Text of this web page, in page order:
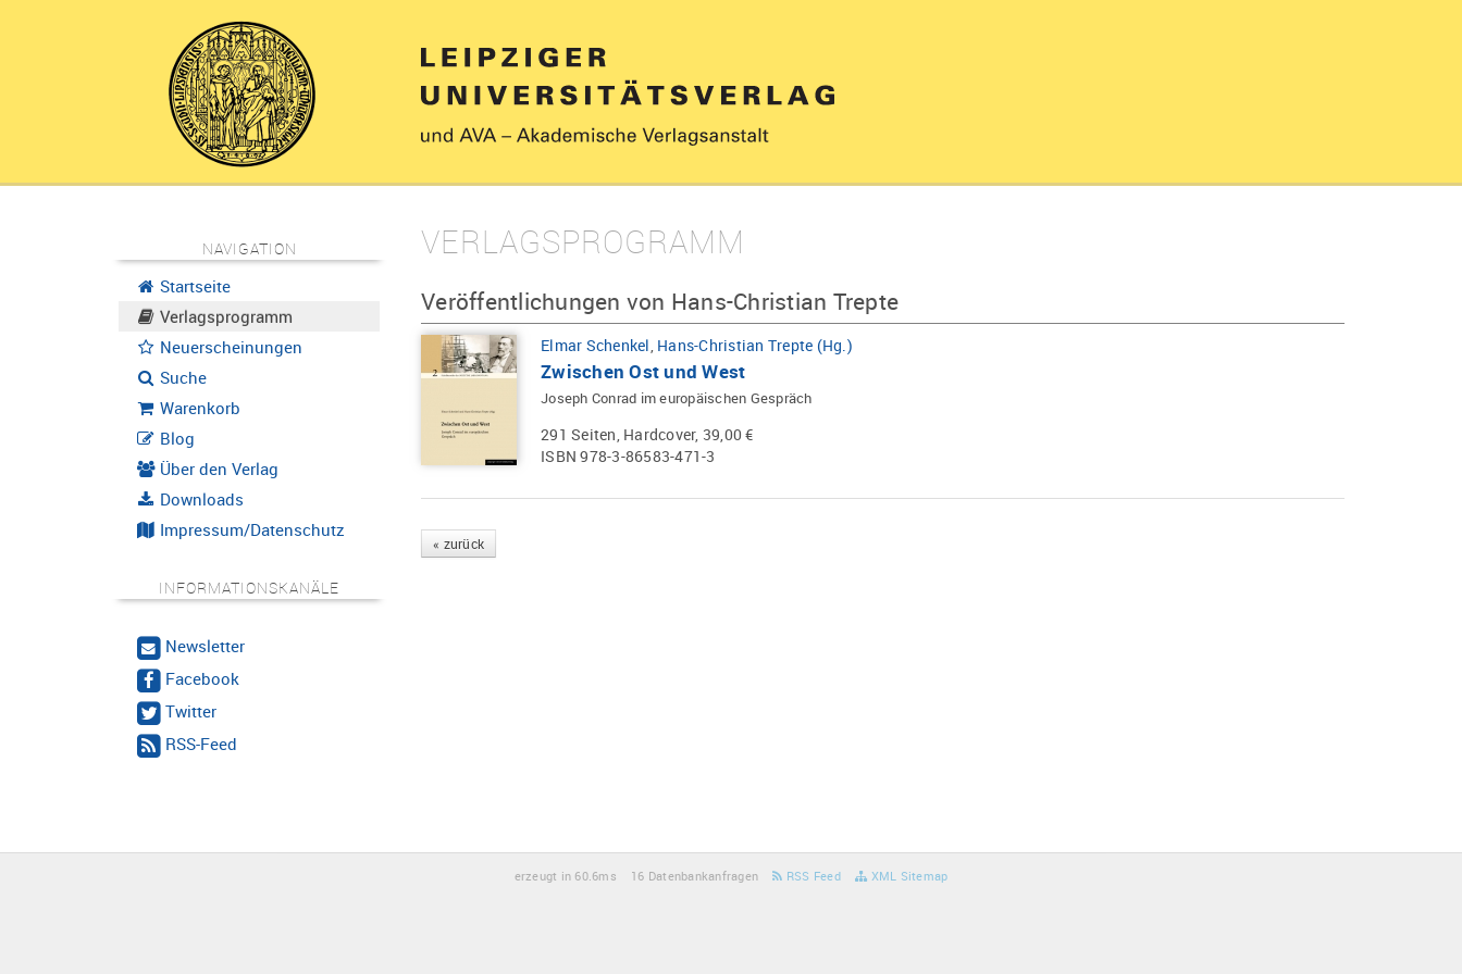
NAVIGATION
Startseite
Verlagsprogramm
Neuerscheinungen
Suche
Warenkorb
Blog
Über den Verlag
Downloads
Impressum/Datenschutz
INFORMATIONSKANÄLE
Newsletter
Facebook
Twitter
RSS-Feed
VERLAGSPROGRAMM
Veröffentlichungen von Hans-Christian Trepte
Elmar Schenkel Hans-Christian Trepte (Hg.)
Zwischen Ost und West
Joseph Conrad im europäischen Gespräch
291 Seiten, Hardcover, 39,00 €
ISBN 978-3-86583-471-3
« zurück
erzeugt in 60.6ms 16 Datenbankanfragen RSS Feed XML Sitemap